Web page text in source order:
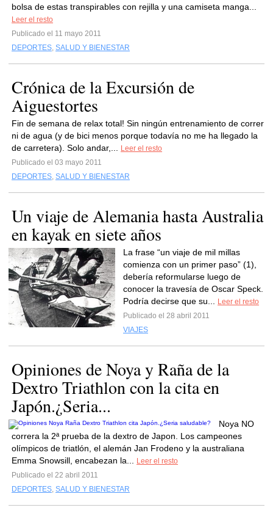
bolsa de estas transpirables con rejilla y una camiseta manga...
Leer el resto
Publicado el 11 mayo 2011
DEPORTES, SALUD Y BIENESTAR
Crónica de la Excursión de
Aiguestortes
Fin de semana de relax total! Sin ningún entrenamiento de correr
ni de agua (y de bici menos porque todavía no me ha llegado la
de carretera). Solo andar,...
Leer el resto
Publicado el 03 mayo 2011
DEPORTES, SALUD Y BIENESTAR
Un viaje de Alemania hasta Australia
en kayak en siete años
La frase “un viaje de mil millas
comienza con un primer paso” (1),
debería reformularse luego de
conocer la travesía de Oscar Speck.
Podría decirse que su...
Leer el resto
Publicado el 28 abril 2011
VIAJES
Opiniones de Noya y Raña de la
Dextro Triathlon con la cita en
Japón.¿Seria...
Noya NO
correra la 2ª prueba de la dextro de Japon. Los campeones
olímpicos de triatlón, el alemán Jan Frodeno y la australiana
Emma Snowsill, encabezan la...
Leer el resto
Publicado el 22 abril 2011
DEPORTES, SALUD Y BIENESTAR